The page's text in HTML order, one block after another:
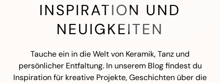
INSPIRATION UND
NEUIGKEITEN
Tauche ein in die Welt von Keramik, Tanz und
persönlicher Entfaltung. In unserem Blog findest du
Inspiration für kreative Projekte, Geschichten über die